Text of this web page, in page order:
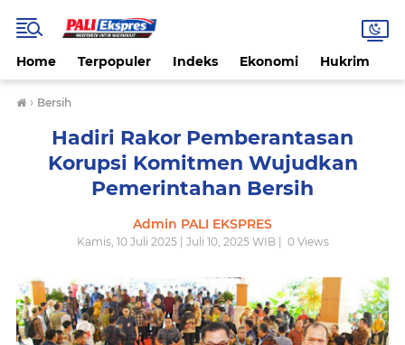
Home Terpopuler Indeks Ekonomi Hukrim
› Bersih
Hadiri Rakor Pemberantasan
Korupsi Komitmen Wujudkan
Pemerintahan Bersih
Admin PALI EKSPRES
Kamis, 10 Juli 2025 | Juli 10, 2025 WIB | 0Views